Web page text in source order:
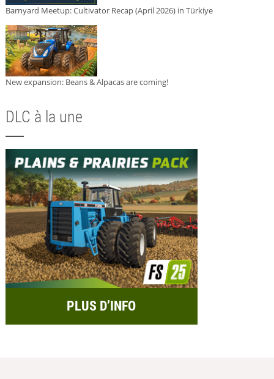
Barnyard Meetup: Cultivator Recap (April 2026) in Türkiye
New expansion: Beans & Alpacas are coming!
DLC à la une
PLUS D’INFO